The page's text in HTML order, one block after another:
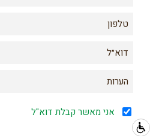
אני מאשר קבלת דוא"ל